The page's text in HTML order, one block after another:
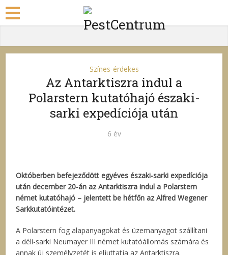
Színes-érdekes
Az Antarktiszra indul a
Polarstern kutatóhajó északi-
sarki expedíciója után
6 év
Októberben befejeződött egyéves északi-sarki expedíciója
után december 20-án az Antarktiszra indul a Polarstern
német kutatóhajó – jelentett be hétfőn az Alfred Wegener
Sarkkutatóintézet.
A Polarstern fog alapanyagokat és üzemanyagot szállítani
a déli-sarki Neumayer III német kutatóállomás számára és
annak új személyzetét is eljuttatja az Antarktiszra.